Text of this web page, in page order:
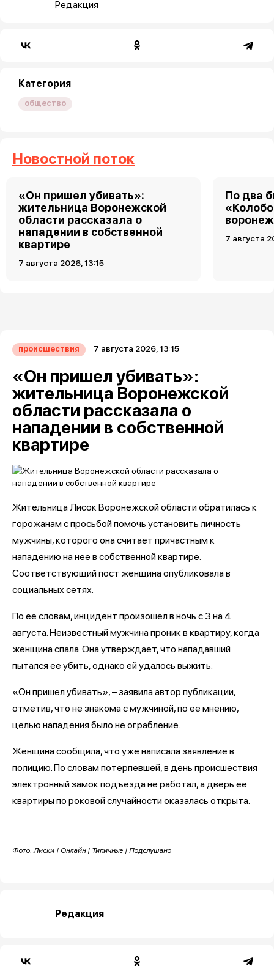
Редакция
Категория
общество
Новостной поток
«Он пришел убивать»:
жительница Воронежской
области рассказала о
нападении в собственной
квартире
7 августа 2026, 13:15
По два
7 августа
происшествия 7 августа 2026, 13:15
«Он пришел убивать»:
жительница Воронежской
области рассказала о
нападении в собственной
квартире
Жительница Лисок Воронежской области обратилась к
горожанам с просьбой помочь установить личность
мужчины, которого она считает причастным к
нападению на нее в собственной квартире.
Соответствующий пост женщина опубликовала в
социальных сетях.
По ее словам, инцидент произошел в ночь с 3 на 4
августа. Неизвестный мужчина проник в квартиру, когда
женщина спала. Она утверждает, что нападавший
пытался ее убить, однако ей удалось выжить.
«Он пришел убивать», – заявила автор публикации,
отметив, что не знакома с мужчиной, по ее мнению,
целью нападения было не ограбление.
Женщина сообщила, что уже написала заявление в
полицию. По словам потерпевшей, в день происшествия
электронный замок подъезда не работал, а дверь ее
квартиры по роковой случайности оказалась открыта.
Фото: Лиски | Онлайн | Типичные | Подслушано
Редакция